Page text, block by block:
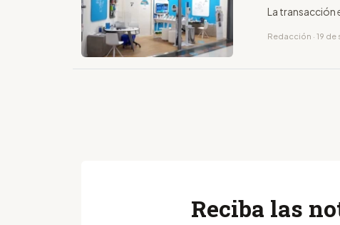
La transacción
Redacción · 19
Reciba las